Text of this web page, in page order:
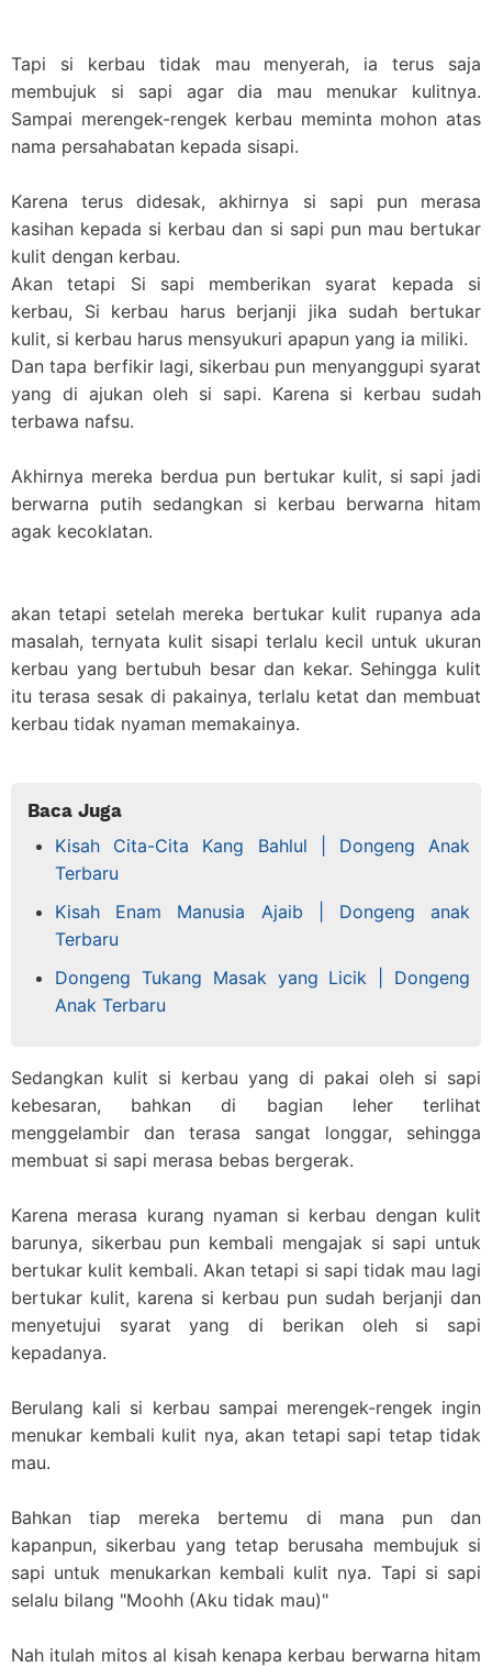
Tapi si kerbau tidak mau menyerah, ia terus saja
membujuk si sapi agar dia mau menukar kulitnya.
Sampai merengek-rengek kerbau meminta mohon atas
nama persahabatan kepada sisapi.
Karena terus didesak, akhirnya si sapi pun merasa
kasihan kepada si kerbau dan si sapi pun mau bertukar
kulit dengan kerbau.
Akan tetapi Si sapi memberikan syarat kepada si
kerbau, Si kerbau harus berjanji jika sudah bertukar
kulit, si kerbau harus mensyukuri apapun yang ia miliki.
Dan tapa berfikir lagi, sikerbau pun menyanggupi syarat
yang di ajukan oleh si sapi. Karena si kerbau sudah
terbawa nafsu.
Akhirnya mereka berdua pun bertukar kulit, si sapi jadi
berwarna putih sedangkan si kerbau berwarna hitam
agak kecoklatan.
akan tetapi setelah mereka bertukar kulit rupanya ada
masalah, ternyata kulit sisapi terlalu kecil untuk ukuran
kerbau yang bertubuh besar dan kekar. Sehingga kulit
itu terasa sesak di pakainya, terlalu ketat dan membuat
kerbau tidak nyaman memakainya.
Baca Juga
Kisah Cita-Cita Kang Bahlul | Dongeng Anak
Terbaru
Kisah Enam Manusia Ajaib | Dongeng anak
Terbaru
Dongeng Tukang Masak yang Licik | Dongeng
Anak Terbaru
Sedangkan kulit si kerbau yang di pakai oleh si sapi
kebesaran, bahkan di bagian leher terlihat
menggelambir dan terasa sangat longgar, sehingga
membuat si sapi merasa bebas bergerak.
Karena merasa kurang nyaman si kerbau dengan kulit
barunya, sikerbau pun kembali mengajak si sapi untuk
bertukar kulit kembali. Akan tetapi si sapi tidak mau lagi
bertukar kulit, karena si kerbau pun sudah berjanji dan
menyetujui syarat yang di berikan oleh si sapi
kepadanya.
Berulang kali si kerbau sampai merengek-rengek ingin
menukar kembali kulit nya, akan tetapi sapi tetap tidak
mau.
Bahkan tiap mereka bertemu di mana pun dan
kapanpun, sikerbau yang tetap berusaha membujuk si
sapi untuk menukarkan kembali kulit nya. Tapi si sapi
selalu bilang "Moohh (Aku tidak mau)"
Nah itulah mitos al kisah kenapa kerbau berwarna hitam